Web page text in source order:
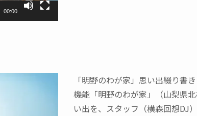
00:00
「明野のわが家」思い出綴り書
機能「明野のわが家」（山梨県
い出を、スタッフ（横森回想DJ